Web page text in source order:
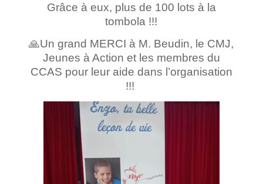
Grâce à eux, plus de 100 lots à la
tombola !!!
🙏Un grand MERCI à M. Beudin, le CMJ,
Jeunes à Action et les membres du
CCAS pour leur aide dans l’organisation
!!!